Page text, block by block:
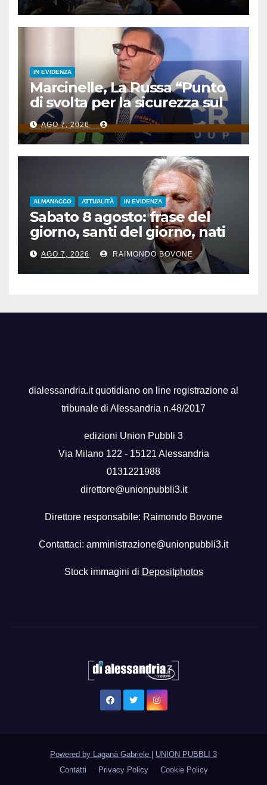
IN EVIDENZA
Marcinelle, La Russa “Punto
di svolta per la sicurezza sul
lavoro”
AGO 7, 2026
ALMANACCO ATTUALITÀ IN EVIDENZA
Sabato 8 agosto: frase del
giorno, santi del giorno, nati
famosi, accadde oggi
AGO 7, 2026 RAIMONDO BOVONE
dialessandria.it quotidiano on line registrazione al
tribunale di Alessandria n.48/2017
edizioni Union Pubbli 3
Via Milano 122 - 15121 Alessandria
0131221988
direttore@unionpubbli3.it
Direttore responsabile: Raimondo Bovone
Contattaci: amministrazione@unionpubbli3.it
Stock immagini di Depositphotos
Powered by Laganà Gabriele
UNION PUBBLI 3
Contatti
Privacy Policy Cookie Policy